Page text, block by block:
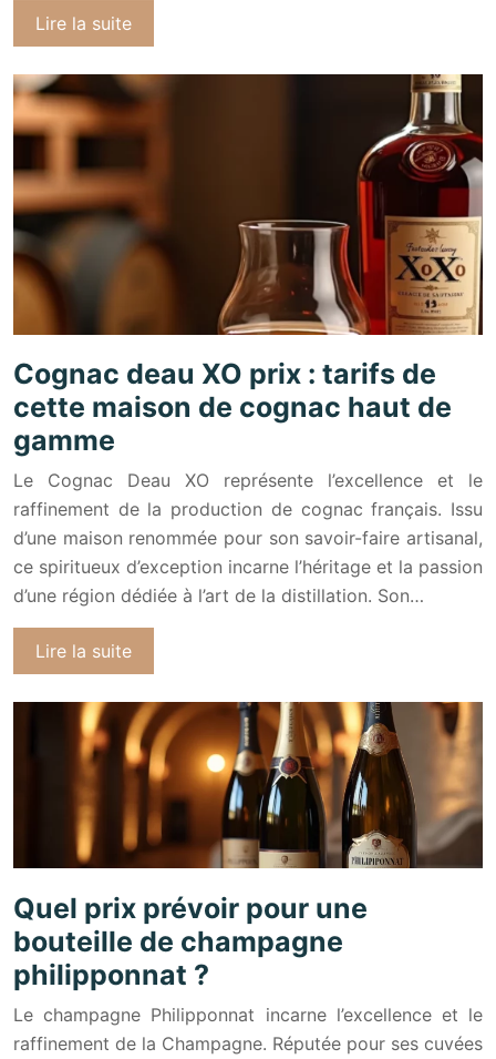
Lire la suite
Cognac deau XO prix : tarifs de
cette maison de cognac haut de
gamme
Le Cognac Deau XO représente l’excellence et le
raffinement de la production de cognac français. Issu
d’une maison renommée pour son savoir-faire artisanal,
ce spiritueux d’exception incarne l’héritage et la passion
d’une région dédiée à l’art de la distillation. Son…
Lire la suite
Quel prix prévoir pour une
bouteille de champagne
philipponnat ?
Le champagne Philipponnat incarne l’excellence et le
raffinement de la Champagne. Réputée pour ses cuvées